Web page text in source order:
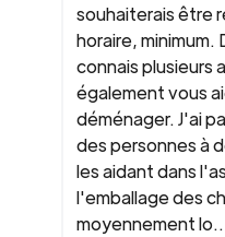
souhaiterais être
horaire, minimum.
connais plusieurs
également vous
déménager. J'ai
des personnes à
les aidant dans
l'emballage des
moyennement